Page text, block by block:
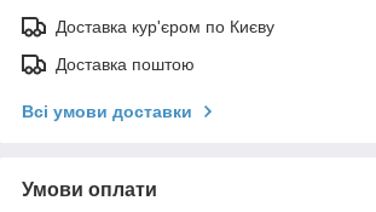
Доставка кур'єром по Києву
Доставка поштою
Всі умови доставки
Умови оплати